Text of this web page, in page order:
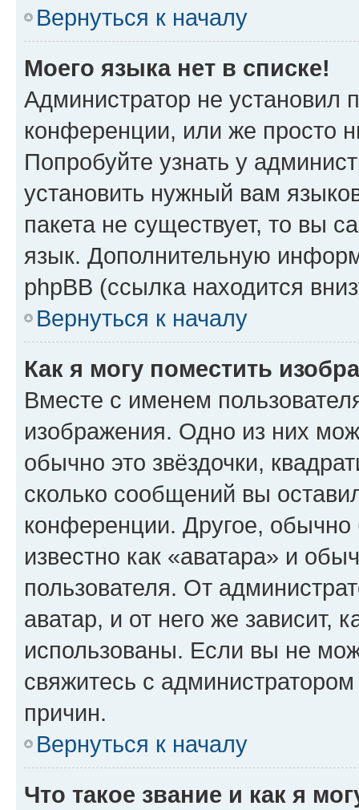
Вернуться к началу
Моего языка нет в списке!
Администратор не установил
конференции, или же просто
Попробуйте узнать у
установить нужный вам
пакета не существует, то вы
язык. Дополнительную
phpBB (ссылка находится
Вернуться к началу
Как я могу поместить
Вместе с именем
изображения. Одно из них
обычно это звёздочки,
сколько сообщений вы
конференции. Другое,
известно как «аватара» и
пользователя. От
аватар, и от него же зависит,
использованы. Если вы не
свяжитесь с
причин.
Вернуться к началу
Что такое звание и как я